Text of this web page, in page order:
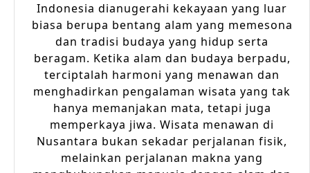
Indonesia dianugerahi kekayaan yang luar
biasa berupa bentang alam yang memesona
dan tradisi budaya yang hidup serta
beragam. Ketika alam dan budaya berpadu,
terciptalah harmoni yang menawan dan
menghadirkan pengalaman wisata yang tak
hanya memanjakan mata, tetapi juga
memperkaya jiwa. Wisata menawan di
Nusantara bukan sekadar perjalanan fisik,
melainkan perjalanan makna yang